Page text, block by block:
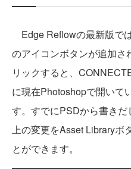
Edge Reflowの最新版で
のアイコンボタンが追加さ
リックすると、
に現在Photoshopで開いて
す。すでにPSDから書き
上の変更をAsset Libraryボ
とができます。